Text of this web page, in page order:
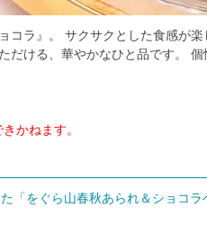
ラ』。 サクサクとした食感が
ける、華やかなひと品です。
かねます。
をぐら山春秋あられ＆ショコ